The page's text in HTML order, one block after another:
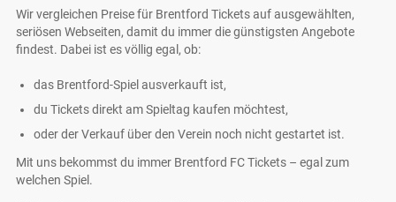
Wir vergleichen Preise für Brentford Tickets auf ausgewählten,
seriösen Webseiten, damit du immer die günstigsten Angebote
findest. Dabei ist es völlig egal, ob:
das Brentford-Spiel ausverkauft ist,
du Tickets direkt am Spieltag kaufen möchtest,
oder der Verkauf über den Verein noch nicht gestartet ist.
Mit uns bekommst du immer Brentford FC Tickets – egal zum
welchen Spiel.